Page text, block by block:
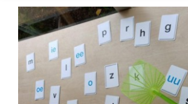
Over Annette
Blog